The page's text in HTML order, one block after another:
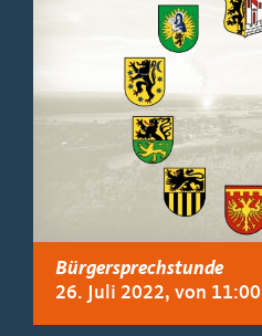
Bürgersprechstunde
26. Juli 2022, von 11:00